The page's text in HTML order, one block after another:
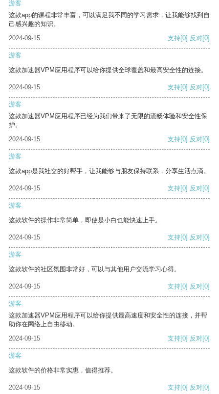
游客
这款app的课程非常丰富，可以满足我不同的学习需求，让我能够找到自
己感兴趣的知识。
2024-09-15
支持[0] 反对[0]
游客
这款加速器VPM应用程序可以给你提供全球覆盖和最高安全性的连接。
2024-09-15 支持[0] 反对[0]
游客
这款加速器VPM应用程序已经为我们带来了无限的流畅体验和安全性保
护。
2024-09-15
支持[0] 反对[0]
游客
这款app是我社交的好帮手，让我能够与朋友保持联系，分享生活点滴。
2024-09-15 支持[0] 反对[0]
游客
这款软件的操作非常简单，即使是小白也能快速上手。
2024-09-15 支持[0] 反对[0]
游客
这款软件的社区氛围非常好，可以与其他用户交流学习心得。
2024-09-15 支持[0] 反对[0]
游客
这款加速器VPM应用程序可以给你提供最高速度和安全性的连接，并帮
助你在网络上自由移动。
2024-09-15
支持[0] 反对[0]
游客
这款软件的价格非常实惠，值得推荐。
2024-09-15 支持[0] 反对[0]